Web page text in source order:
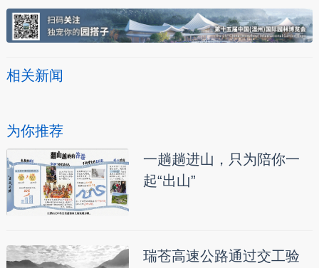
相关新闻
为你推荐
一趟趟进山，只为陪你一
起“出山”
瑞苍高速公路通过交工验